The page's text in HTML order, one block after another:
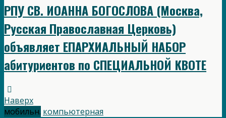
РПУ СВ. ИОАННА БОГОСЛОВА (Москва,
Русская Православная Церковь)
объявляет ЕПАРХИАЛЬНЫЙ НАБОР
абитуриентов по СПЕЦИАЛЬНОЙ КВОТЕ
Наверх
мобильн. компьютерная